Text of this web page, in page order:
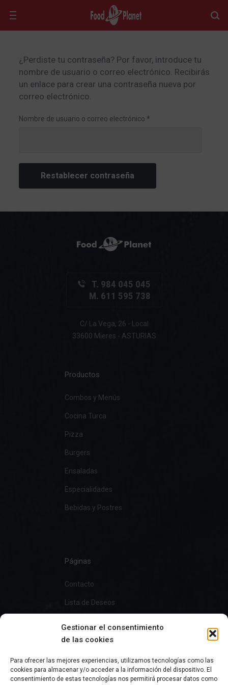
Gestionar el consentimiento
de las cookies
Para ofrecer las mejores experiencias, utilizamos tecnologías como las
cookies para almacenar y/o acceder a la información del dispositivo. El
consentimiento de estas tecnologías nos permitirá procesar datos como
¿Perdiste tu contraseña? Por favor, introduce tu
nombre de usuario o correo electrónico. Recibirás
un enlace para crear una contraseña nueva por
correo electrónico.
Nombre de usuario o correo electrónico *
Restablecer contraseña
T. 984 045 045
M. 611 595 738
C/ La Vega, 26 - Local
33600 Mieres - ASTURIAS
Productos
Combos y Menús
Cocina Turca
Pizza
Burgers
Ensaladas
Especialidades
Bebidas y Postres
Páginas
Contacto
Lista de Deseos
Información
Preguntas Frecuentes